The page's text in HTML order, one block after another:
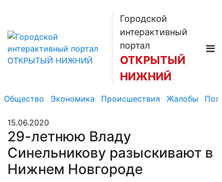
Городской
интерактивный
портал
ОТКРЫТЫЙ
НИЖНИЙ
Общество Экономика Происшествия Жалобы
15.06.2020
29-летнюю Владу
Синельникову разыскивают в
Нижнем Новгороде